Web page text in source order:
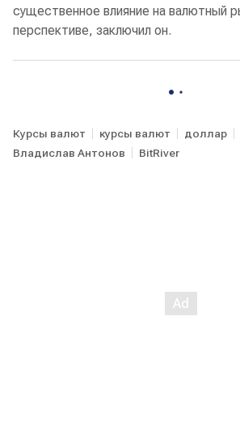
существенное влияние на валютный
перспективе, заключил он.
Курсы валют курсы валют доллар
Владислав Антонов
BitRiver